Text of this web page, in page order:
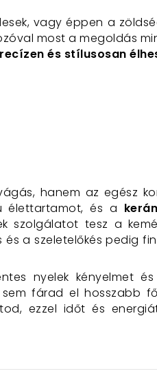
vagy éppen a
most a megoldás
és stílusosan
hanem az egész
élettartamot, és a
szolgálatot tesz a
a szeletelőkés pedig
nyelek kényelmet
fárad el hosszabb
ezzel időt és